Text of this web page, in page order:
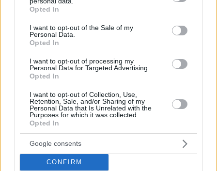
grant or deny consent to Google and its third-party tags to
use your data for below specified purposes in below Google
consent section.
Opted In
I want to opt-out of the Sale of my
Personal Data.
Opted In
I want to opt-out of processing my
Personal Data for Targeted Advertising.
Opted In
I want to opt-out of Collection, Use,
Retention, Sale, and/or Sharing of my
Personal Data that Is Unrelated with the
Purposes for which it was collected.
Opted In
Google consents
CONFIRM
Αριστοτέλης Δαμίγος: Σε κλίμα οδύνης έγινε η
αποτέφρωση του συντονιστή που σκοτώθηκε
φωτογραφίες